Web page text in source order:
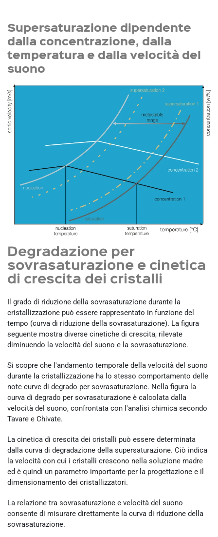
Supersaturazione dipendente
dalla concentrazione, dalla
temperatura e dalla velocità del
suono
Degradazione per
sovrasaturazione e cinetica
di crescita dei cristalli
Il grado di riduzione della sovrasaturazione durante la
cristallizzazione può essere rappresentato in funzione del
tempo (curva di riduzione della sovrasaturazione). La figura
seguente mostra diverse cinetiche di crescita, rilevate
diminuendo la velocità del suono e la sovrasaturazione.
Si scopre che l'andamento temporale della velocità del suono
durante la cristallizzazione ha lo stesso comportamento delle
note curve di degrado per sovrasaturazione. Nella figura la
curva di degrado per sovrasaturazione è calcolata dalla
velocità del suono, confrontata con l'analisi chimica secondo
Tavare e Chivate.
La cinetica di crescita dei cristalli può essere determinata
dalla curva di degradazione della supersaturazione. Ciò indica
la velocità con cui i cristalli crescono nella soluzione madre
ed è quindi un parametro importante per la progettazione e il
dimensionamento dei cristallizzatori.
La relazione tra sovrasaturazione e velocità del suono
consente di misurare direttamente la curva di riduzione della
sovrasaturazione.